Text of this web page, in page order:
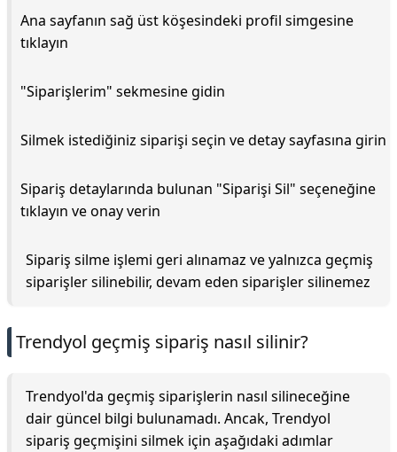
Ana sayfanın sağ üst köşesindeki profil simgesine
tıklayın
"Siparişlerim" sekmesine gidin
Silmek istediğiniz siparişi seçin ve detay sayfasına girin
Sipariş detaylarında bulunan "Siparişi Sil" seçeneğine
tıklayın ve onay verin
Sipariş silme işlemi geri alınamaz ve yalnızca geçmiş
siparişler silinebilir, devam eden siparişler silinemez
Trendyol geçmiş sipariş nasıl silinir?
Trendyol'da geçmiş siparişlerin nasıl silineceğine
dair güncel bilgi bulunamadı. Ancak, Trendyol
sipariş geçmişini silmek için aşağıdaki adımlar